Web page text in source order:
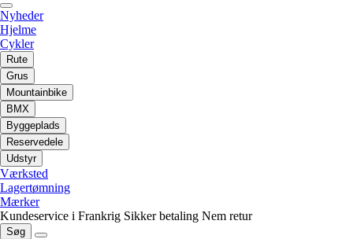
Nyheder
Hjelme
Cykler
Rute
Grus
Mountainbike
BMX
Byggeplads
Reservedele
Udstyr
Værksted
Lagertømning
Mærker
Kundeservice i Frankrig Sikker betaling Nem retur
Søg